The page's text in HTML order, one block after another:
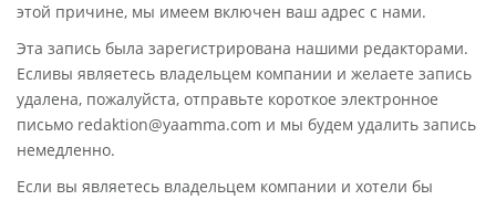
этой причине, мы имеем включен ваш адрес с нами.
Эта запись была зарегистрирована нашими редакторами.
Есливы являетесь владельцем компании и желаете запись
удалена, пожалуйста, отправьте короткое электронное
письмо redaktion@yaamma.com и мы будем удалить запись
немедленно.
Если вы являетесь владельцем компании и хотели бы